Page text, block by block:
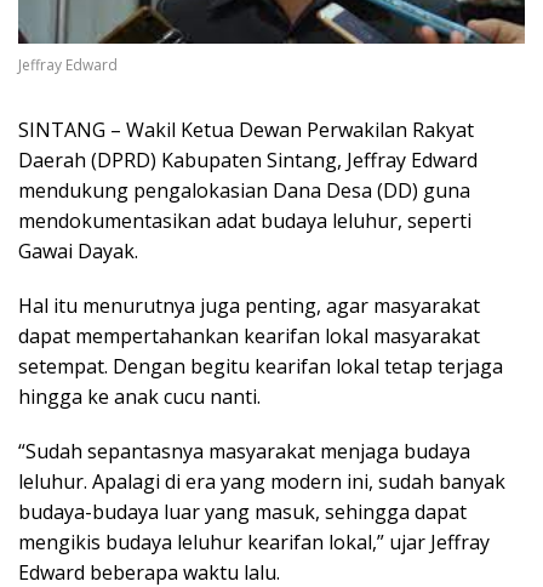
Jeffray Edward
SINTANG – Wakil Ketua Dewan Perwakilan Rakyat
Daerah (DPRD) Kabupaten Sintang, Jeffray Edward
mendukung pengalokasian Dana Desa (DD) guna
mendokumentasikan adat budaya leluhur, seperti
Gawai Dayak.
Hal itu menurutnya juga penting, agar masyarakat
dapat mempertahankan kearifan lokal masyarakat
setempat. Dengan begitu kearifan lokal tetap terjaga
hingga ke anak cucu nanti.
“Sudah sepantasnya masyarakat menjaga budaya
leluhur. Apalagi di era yang modern ini, sudah banyak
budaya-budaya luar yang masuk, sehingga dapat
mengikis budaya leluhur kearifan lokal,” ujar Jeffray
Edward beberapa waktu lalu.